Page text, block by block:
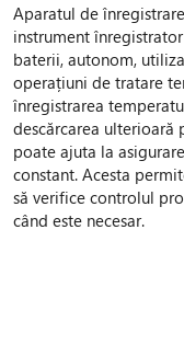
Aparatul de
instrument
baterii, autonom,
operațiuni de tratare
înregistrarea
descărcarea ulterioară
poate ajuta la
constant. Acesta
să verifice controlul
când este necesar.